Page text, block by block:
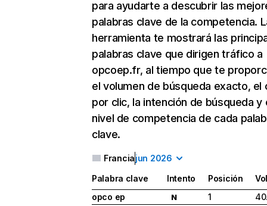
para ayudarte a descubrir las
palabras clave de la competencia.
herramienta te mostrará las
palabras clave que dirigen tráfico a
opcoep.fr, al tiempo que te
el volumen de búsqueda exacto, el
por clic, la intención de búsqueda y
nivel de competencia de cada
clave.
Franciajun 2026
Palabra clave Intento Posición
opco ep
N 1